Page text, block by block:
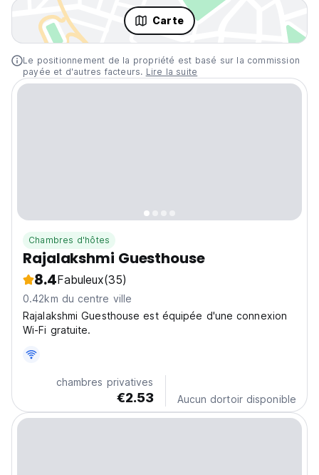
Carte
Le positionnement de la propriété est basé sur la commission
payée et d'autres facteurs. Lire la suite
Chambres d'hôtes
Rajalakshmi Guesthouse
8.4Fabuleux(35)
0.42km du centre ville
Rajalakshmi Guesthouse est équipée d'une connexion
Wi-Fi gratuite.
chambres privatives
€2.53 Aucun dortoir disponible